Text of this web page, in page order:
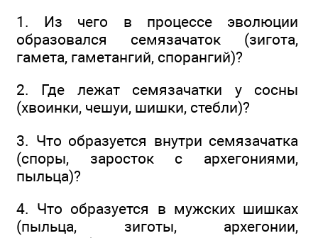
1. Из чего в процессе эволюции
образовался семязачаток (зигота,
гамета, гаметангий, спорангий)?
2. Где лежат семязачатки у сосны
(хвоинки, чешуи, шишки, стебли)?
3. Что образуется внутри семязачатка
(споры, заросток с архегониями,
пыльца)?
4. Что образуется в мужских шишках
(пыльца, зиготы, архегонии,